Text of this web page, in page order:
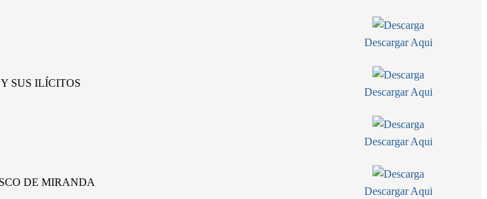
Descargar Aqui
SUS ILÍCITOS
Descargar Aqui
Descargar Aqui
DE MIRANDA
Descargar Aqui